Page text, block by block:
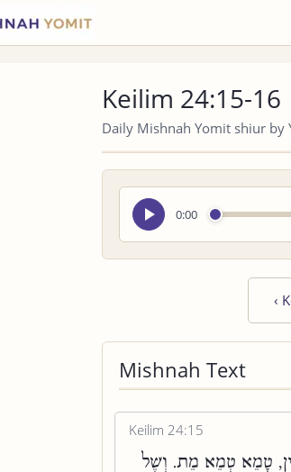
Keilim 24:15-16
Daily Mishnah Yomit shiur by
0:00
Seek
audio
‹
Mishnah Text
Keilim 24:15
טָמֵא טְמֵא מֵת. וְשֶׁל